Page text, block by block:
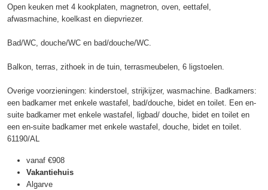
Open keuken met 4 kookplaten, magnetron, oven, eettafel,
afwasmachine, koelkast en diepvriezer.
Bad/WC, douche/WC en bad/douche/WC.
Balkon, terras, zithoek in de tuin, terrasmeubelen, 6 ligstoelen.
Overige voorzieningen: kinderstoel, strijkijzer, wasmachine. Badkamers:
een badkamer met enkele wastafel, bad/douche, bidet en toilet. Een en-
suite badkamer met enkele wastafel, ligbad/ douche, bidet en toilet en
een en-suite badkamer met enkele wastafel, douche, bidet en toilet.
61190/AL
vanaf €908
Vakantiehuis
Algarve